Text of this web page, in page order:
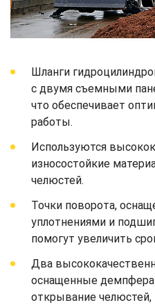
Шланги
с двумя съемными
что обеспечивает
работы.
Используются
износостойкие
челюстей.
Точки поворота,
уплотнениями и
помогут увеличить
Два
оснащенные
открывание